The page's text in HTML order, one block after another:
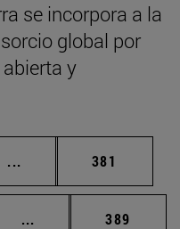
se incorpora a la
global por
y
... Páginas intermedias
Página
381
... Páginas intermedias
Página
389